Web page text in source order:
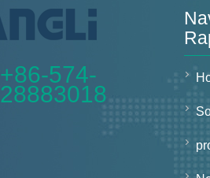
+86-574-
28883018